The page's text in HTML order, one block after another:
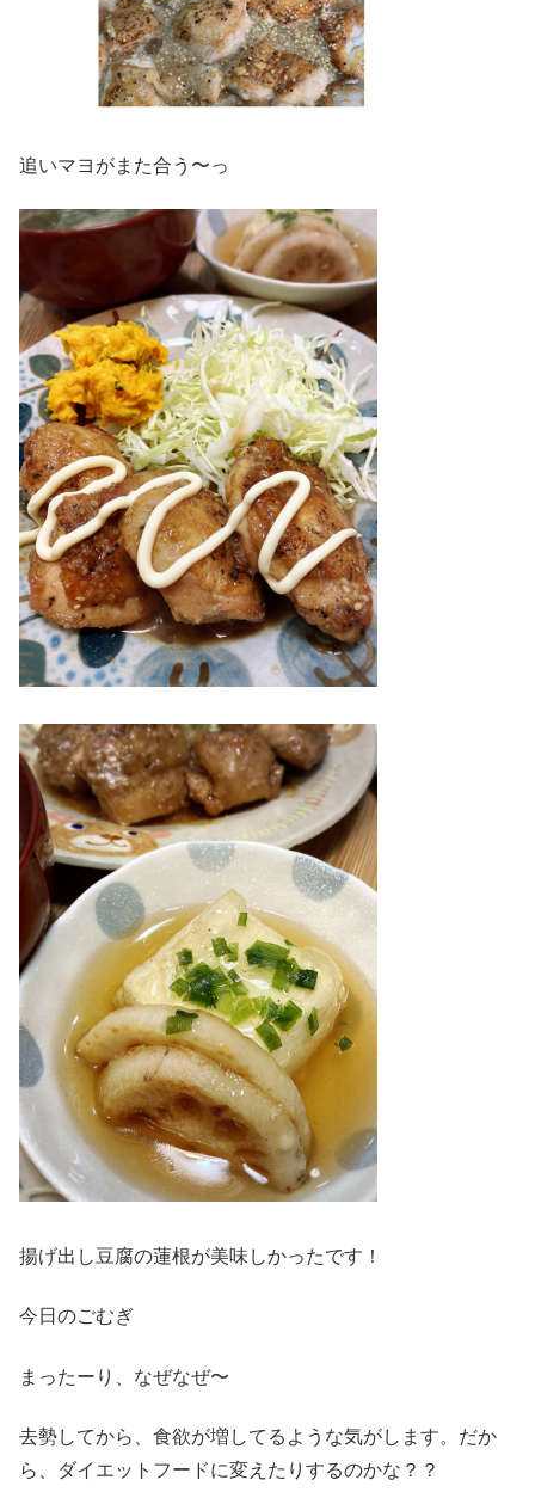
追いマヨがまた合う〜っ
揚げ出し豆腐の蓮根が美味しかったです！
今日のごむぎ
まったーり、なぜなぜ〜
去勢してから、食欲が増してるような気がします。だか
ら、ダイエットフードに変えたりするのかな？？